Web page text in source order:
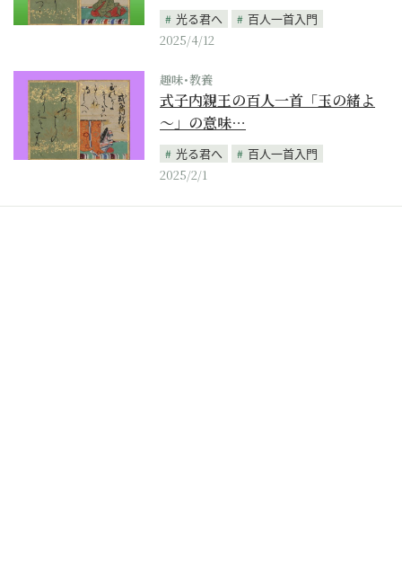
光る君へ
百人一首入門
2025/4/12
趣味･教養
式子内親王の百人一首「玉の緒よ
～」の意味…
光る君へ
百人一首入門
2025/2/1